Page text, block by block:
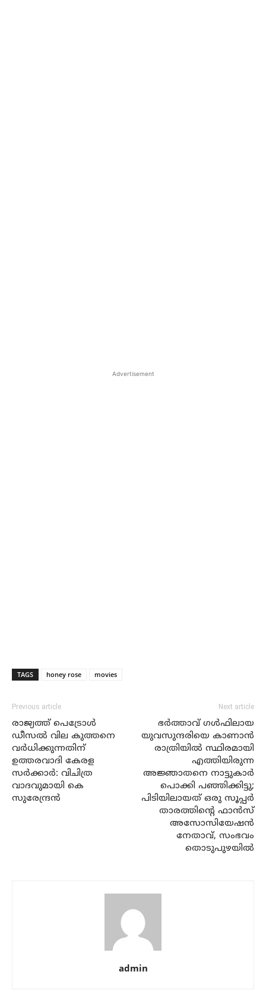
Advertisement
TAGS honey rose movies
Previous article
രാജ്യത്ത് പെട്രോള്‍
ഡീസല്‍ വില കുത്തനെ
വര്‍ധിക്കുന്നതിന്
ഉത്തരവാദി കേരള
സര്‍ക്കാര്‍: വിചിത്ര
വാദവുമായി കെ
സുരേന്ദ്രന്‍
Next article
ഭര്‍ത്താവ് ഗള്‍ഫിലായ
യുവസുന്ദരിയെ കാണാന്‍
രാത്രിയില്‍ സ്ഥിരമായി
എത്തിയിരുന്ന
അജ്ഞാതനെ നാട്ടുകാര്‍
പൊക്കി പഞ്ഞിക്കിട്ടു;
പിടിയിലായത് ഒരു സൂപ്പര്‍
താരത്തിന്റെ ഫാന്‍സ്
അസോസിയേഷന്‍
നേതാവ്, സംഭവം
തൊടുപുഴയില്‍
admin